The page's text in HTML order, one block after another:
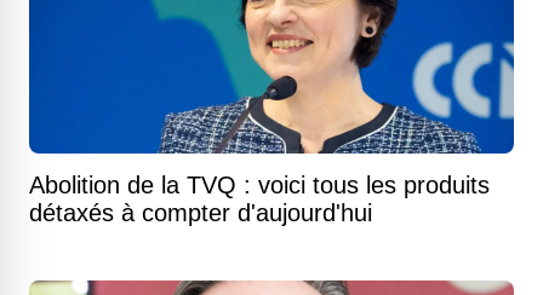
Abolition de la TVQ : voici tous les produits
détaxés à compter d'aujourd'hui